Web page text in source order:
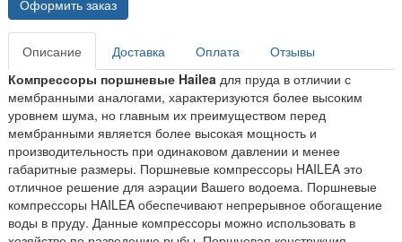
Оформить заказ
Описание Доставка Оплата
Отзывы
Компрессоры поршневые Hailea для пруда в отличии с
мембранными аналогами, характеризуются более высоким
уровнем шума, но главным их преимуществом перед
мембранными является более высокая мощность и
производительность при одинаковом давлении и менее
габаритные размеры. Поршневые компрессоры HAILEA это
отличное решение для аэрации Вашего водоема. Поршневые
компрессоры HAILEA обеспечивают непрерывное обогащение
воды в пруду. Данные компрессоры можно использовать в